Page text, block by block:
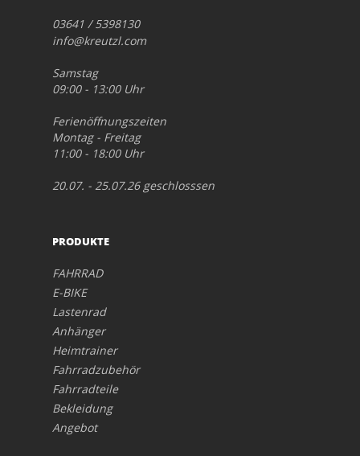
03641 / 5398130
info@kreutzl.com
Samstag
09:00 - 13:00 Uhr
Ferienöffnungszeiten
Montag - Freitag
11:00 - 18:00 Uhr
20.07. - 25.07.26 geschlosssen
PRODUKTE
FAHRRAD
E-BIKE
Lastenrad
Anhänger
Heimtrainer
Fahrradzubehör
Fahrradteile
Bekleidung
Angebot